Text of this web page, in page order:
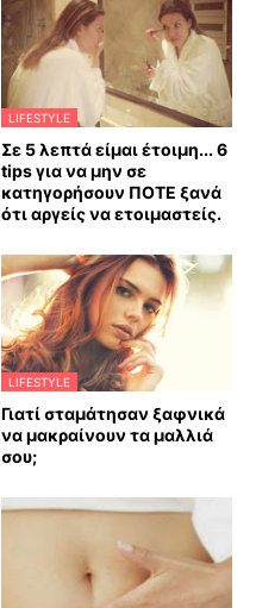
LIFESTYLE
Σε 5 λεπτά είμαι έτοιμη... 6
tips για να μην σε
κατηγορήσουν ΠΟΤΕ ξανά
ότι αργείς να ετοιμαστείς.
LIFESTYLE
Γιατί σταμάτησαν ξαφνικά
να μακραίνουν τα μαλλιά
σου;